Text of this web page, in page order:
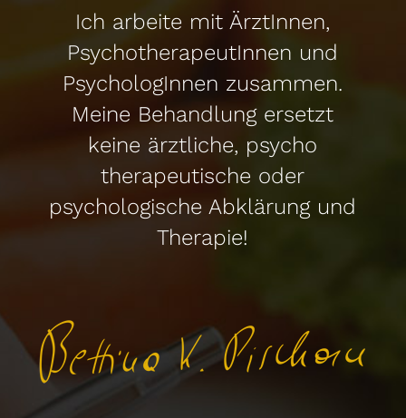
Ich arbeite mit ÄrztInnen,
PsychotherapeutInnen und
PsychologInnen zusammen.
Meine Behandlung ersetzt
keine ärztliche, psycho
therapeutische oder
psychologische Abklärung und
Therapie!